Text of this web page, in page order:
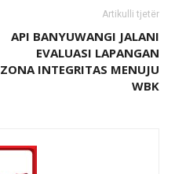
Artikulli tjetër
API BANYUWANGI JALANI
EVALUASI LAPANGAN
ZONA INTEGRITAS MENUJU
WBK